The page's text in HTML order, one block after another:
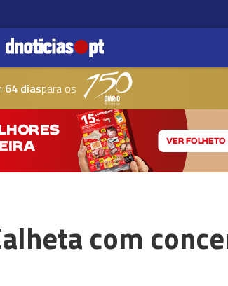
64 diaspara os
com